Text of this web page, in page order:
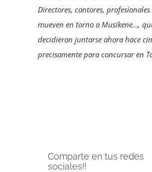
Directores, cantores, profesionales
mueven en torno a Musikene…,
decidieron juntarse ahora hace
precisamente para concursar en
Comparte en tus redes
sociales!!